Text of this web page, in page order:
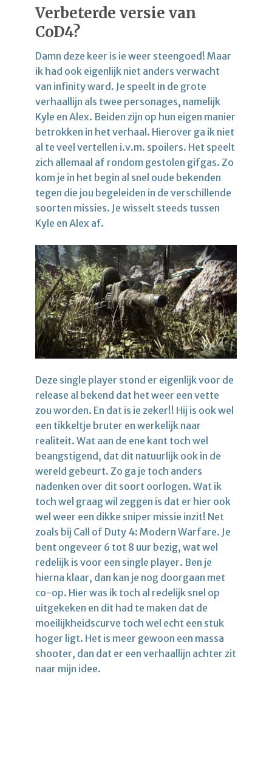
Verbeterde versie van
CoD4?
Damn deze keer is ie weer steengoed! Maar
ik had ook eigenlijk niet anders verwacht
van infinity ward. Je speelt in de grote
verhaallijn als twee personages, namelijk
Kyle en Alex. Beiden zijn op hun eigen manier
betrokken in het verhaal. Hierover ga ik niet
al te veel vertellen i.v.m. spoilers. Het speelt
zich allemaal af rondom gestolen gifgas. Zo
kom je in het begin al snel oude bekenden
tegen die jou begeleiden in de verschillende
soorten missies. Je wisselt steeds tussen
Kyle en Alex af.
Deze single player stond er eigenlijk voor de
release al bekend dat het weer een vette
zou worden. En dat is ie zeker!! Hij is ook wel
een tikkeltje bruter en werkelijk naar
realiteit. Wat aan de ene kant toch wel
beangstigend, dat dit natuurlijk ook in de
wereld gebeurt. Zo ga je toch anders
nadenken over dit soort oorlogen. Wat ik
toch wel graag wil zeggen is dat er hier ook
wel weer een dikke sniper missie inzit! Net
zoals bij Call of Duty 4: Modern Warfare. Je
bent ongeveer 6 tot 8 uur bezig, wat wel
redelijk is voor een single player. Ben je
hierna klaar, dan kan je nog doorgaan met
co-op. Hier was ik toch al redelijk snel op
uitgekeken en dit had te maken dat de
moeilijkheidscurve toch wel echt een stuk
hoger ligt. Het is meer gewoon een massa
shooter, dan dat er een verhaallijn achter zit
naar mijn idee.